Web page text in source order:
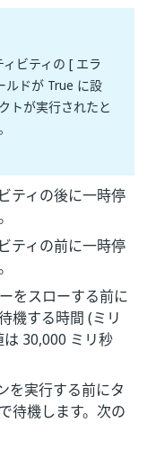
ビティの [ エラ
ルドが True に設
トが実行されたと
ティの後に一時停
ティの前に一時停
をスローする前に
機する時間 (ミリ
30,000 ミリ秒
を実行する前にタ
待機します。次の